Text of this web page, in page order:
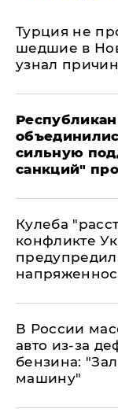
Турция не
шедшие в
узнал
сильную
санкций"
Кулеба
конфликте
В России
авто из-за
бензина:
машину"